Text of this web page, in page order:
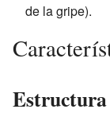
de la gripe).